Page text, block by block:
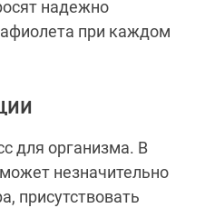
надежно
при каждом
для организма. В
незначительно
присутствовать